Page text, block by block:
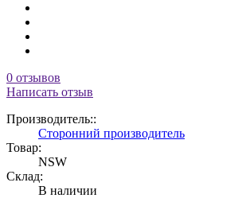
0 отзывов
Написать отзыв
Производитель::
Сторонний производитель
Товар:
NSW
Склад:
В наличии